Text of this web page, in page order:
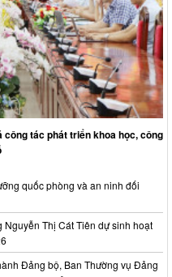
công tác phát triển khoa học, công
quốc phòng và an ninh đối
Thị Cát Tiên dự sinh hoạt
Đảng bộ, Ban Thường vụ Đảng